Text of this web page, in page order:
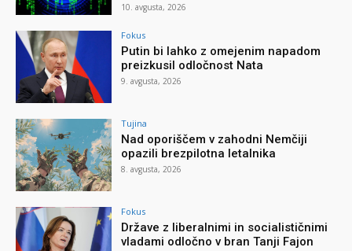
10. avgusta, 2026
Fokus
Putin bi lahko z omejenim napadom
preizkusil odločnost Nata
9. avgusta, 2026
Tujina
Nad oporiščem v zahodni Nemčiji
opazili brezpilotna letalnika
8. avgusta, 2026
Fokus
Države z liberalnimi in socialističnimi
vladami odločno v bran Tanji Fajon